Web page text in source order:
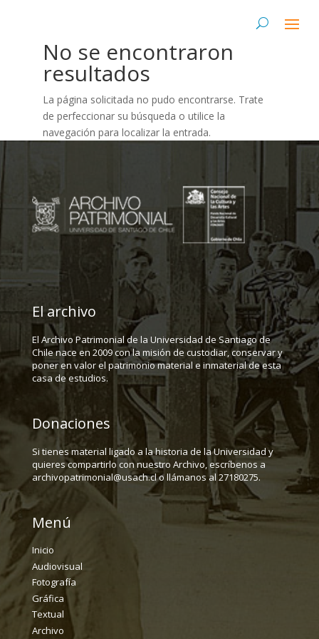
No se encontraron
resultados
La página solicitada no pudo encontrarse. Trate
de perfeccionar su búsqueda o utilice la
navegación para localizar la entrada.
El archivo
El Archivo Patrimonial de la Universidad de Santiago de
Chile nace en 2009 con la misión de custodiar, conservar y
poner en valor el patrimonio material e inmaterial de esta
casa de estudios.
Donaciones
Si tienes material ligado a la historia de la Universidad y
quieres compartirlo con nuestro Archivo, escríbenos a
archivopatrimonial@usach.cl o llámanos al 27180275.
Menú
Inicio
Audiovisual
Fotografía
Gráfica
Textual
Archivo